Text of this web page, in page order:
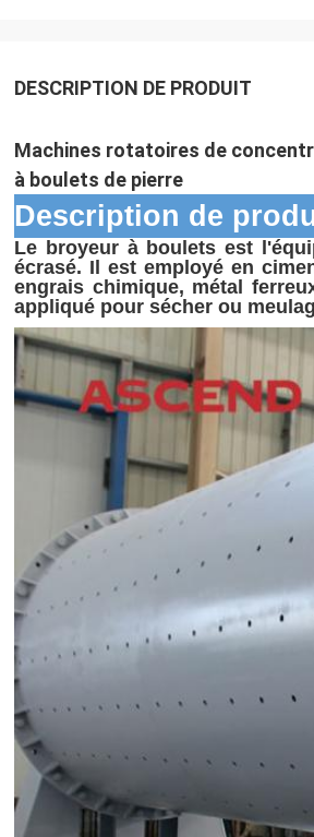
DESCRIPTION DE PRODUIT
Machines rotatoires de
à boulets de pierre
Description de
Le broyeur à boulets est
écrasé. Il est employé en
engrais chimique, métal
appliqué pour sécher ou